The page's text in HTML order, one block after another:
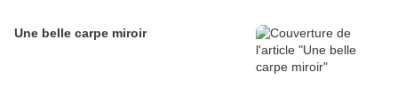
Une belle carpe miroir